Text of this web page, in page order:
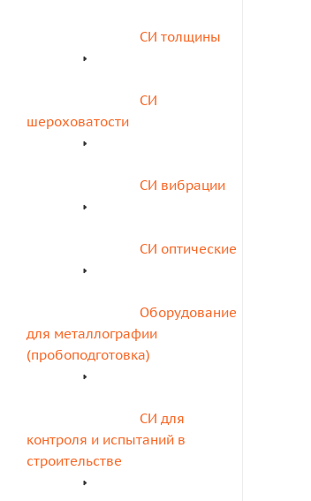
СИ толщины
СИ
шероховатости
СИ вибрации
СИ оптические
Оборудование
для металлографии
(пробоподготовка)
СИ для
контроля и испытаний в
строительстве